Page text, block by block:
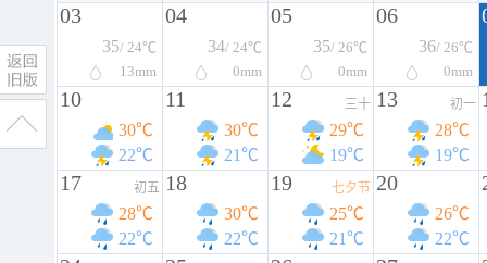
03
35/ 24℃
13mm
04
34/ 24℃
0mm
05
35/ 26℃
0mm
06
36/ 26℃
0mm
10
30℃
22℃
11
30℃
21℃
12 三十
29℃
19℃
13 初一
28℃
19℃
17 初五
28℃
22℃
18
30℃
22℃
19 七夕节
25℃
21℃
20
26℃
22℃